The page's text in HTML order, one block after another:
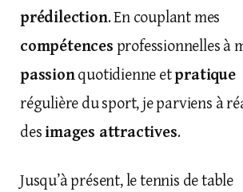
prédilection. En couplant mes
compétences professionnelles à
passionquotidienne etpratique
régulière du sport, je parviens à
des images attractives.
Jusqu’à présent, le tennis de table